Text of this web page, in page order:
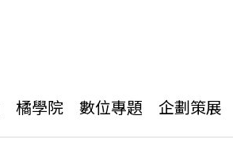
橘學院 數位專題 企劃策展